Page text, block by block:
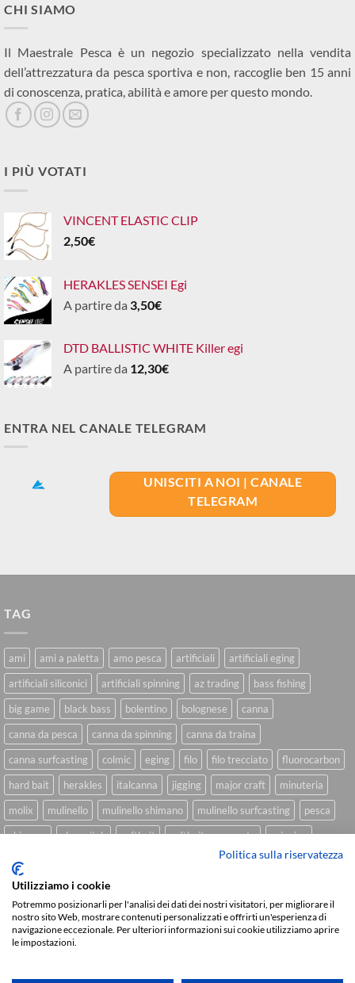
CHI SIAMO
Il Maestrale Pesca è un negozio specializzato nella vendita
dell’attrezzatura da pesca sportiva e non, raccoglie ben 15 anni
di conoscenza, pratica, abilità e amore per questo mondo.
I PIÙ VOTATI
VINCENT ELASTIC CLIP
2,50€
HERAKLES SENSEI Egi
A partire da 3,50€
DTD BALLISTIC WHITE Killer egi
A partire da 12,30€
ENTRA NEL CANALE TELEGRAM
UNISCITI A NOI | CANALE
TELEGRAM
TAG
ami ami a paletta amo pesca artificiali
artificiali eging
artificiali siliconici
artificiali spinning az trading
bass fishing
big game
black bass bolentino bolognese
canna
canna da pesca
canna da spinning
canna da traina
canna surfcasting
colmic eging filo filo trecciato
fluorocarbon
hard bait
herakles italcanna jigging major craft
minuteria
molix
mulinello mulinello shimano mulinello surfcasting
pesca
shimano
slow pitch softbait softbait yamamoto
spinning
spinning inshore
trecciato trolling tubertini
Sviluppato daWe Blink Design
CHI SIAMO BLOG FAQ CONTATTI
Politica sulla riservatezza
Utilizziamo i cookie
Potremmo posizionarli per l'analisi dei dati dei nostri visitatori, per migliorare il
nostro sito Web, mostrare contenuti personalizzati e offrirti un'esperienza di
navigazione eccezionale. Per ulteriori informazioni sui cookie utilizziamo aprire
le impostazioni.